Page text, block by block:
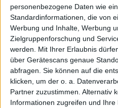
personenbezogene Daten wie
Standardinformationen, die von
Werbung und Inhalte, Werbung
Zielgruppenforschung und
werden.
Mit Ihrer Erlaubnis
über Gerätescans genaue
abfragen. Sie können auf die
klicken, um der o. a.
Partner zuzustimmen. Alternativ
Informationen zugreifen und
seit „Siren Charms“ fabriziert.
Abgleich zwischen den
für die Beteiligten
ausgefallen ist, um sie unter
Kaufanreiz für den
veröffentlichen, sagt
dieser Band im Jahre 2020 aus.
Und dann ist da noch